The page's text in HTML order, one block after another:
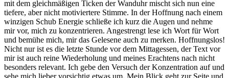
mit dem gleichmäßigen Ticken der Wanduhr mischt sich nun eine
tiefere, aber nicht motiviertere Stimme. In der Hoffnung nach einem
winzigen Schub Energie schließe ich kurz die Augen und nehme
mir vor, mich zu konzentrieren. Angestrengt lese ich Wort für Wort
und bemühe mich, mir das Gelesene auch zu merken. Hoffnungslos!
Nicht nur ist es die letzte Stunde vor dem Mittagessen, der Text vor
mir ist auch reine Wiederholung und meines Erachtens nach nicht
besonders relevant. Ich gebe den Versuch der Konzentration auf und
sehe mich lieber vorsichtig etwas um. Mein Blick geht zur Seite und